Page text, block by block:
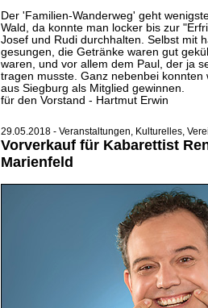
Der 'Familien-Wanderweg' geht
Wald, da konnte man locker bis zur
Josef und Rudi durchhalten. Selbst mit
gesungen, die Getränke waren gut
waren, und vor allem dem Paul, der ja
tragen musste. Ganz nebenbei
aus Siegburg als Mitglied gewinnen.
für den Vorstand - Hartmut Erwin
29.05.2018 - Veranstaltungen, Kulturelles,
Vorverkauf für Kabarettist
Marienfeld